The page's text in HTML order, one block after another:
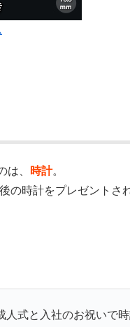
は、 時計。
の時計をプレゼントさ
人式と入社のお祝いで